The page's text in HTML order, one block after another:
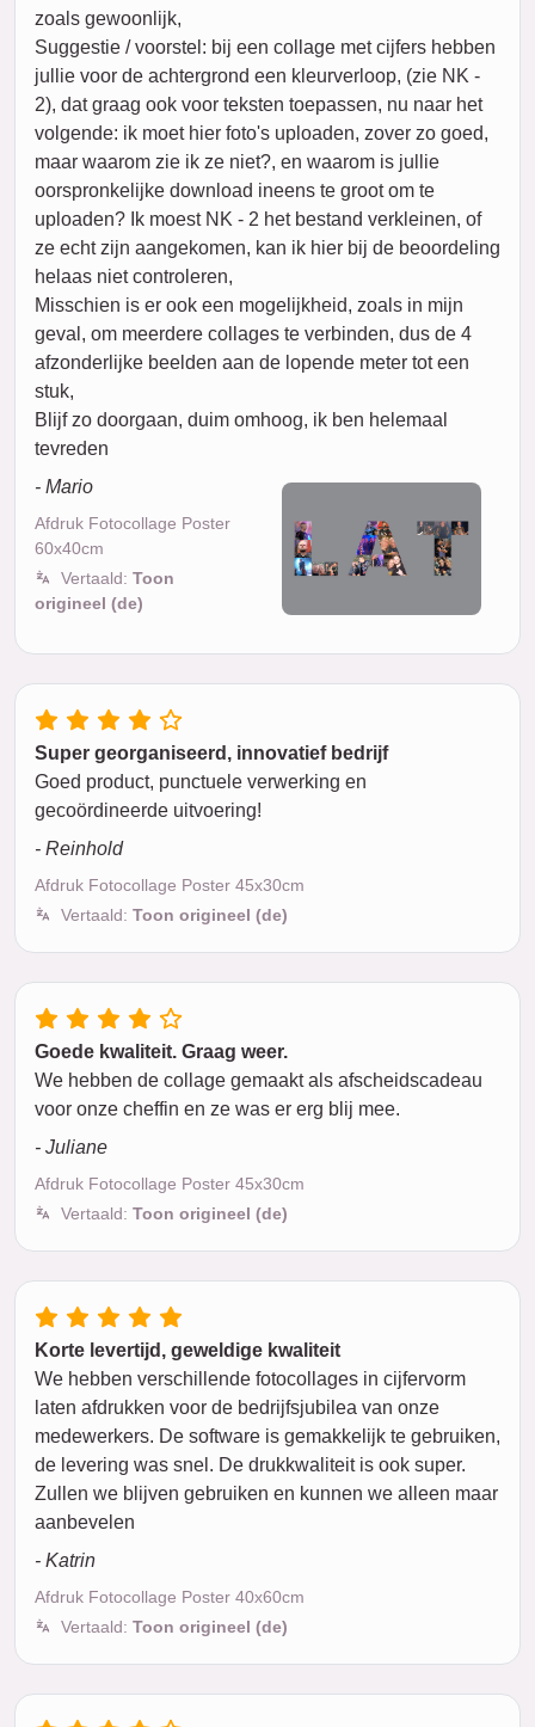
zoals gewoonlijk,
Suggestie / voorstel: bij een collage met cijfers hebben
jullie voor de achtergrond een kleurverloop, (zie NK -
2), dat graag ook voor teksten toepassen, nu naar het
volgende: ik moet hier foto's uploaden, zover zo goed,
maar waarom zie ik ze niet?, en waarom is jullie
oorspronkelijke download ineens te groot om te
uploaden? Ik moest NK - 2 het bestand verkleinen, of
ze echt zijn aangekomen, kan ik hier bij de beoordeling
helaas niet controleren,
Misschien is er ook een mogelijkheid, zoals in mijn
geval, om meerdere collages te verbinden, dus de 4
afzonderlijke beelden aan de lopende meter tot een
stuk,
Blijf zo doorgaan, duim omhoog, ik ben helemaal
tevreden
- Mario
Afdruk Fotocollage Poster
60x40cm
Vertaald: Toon
origineel (de)
Super georganiseerd, innovatief bedrijf
Goed product, punctuele verwerking en
gecoördineerde uitvoering!
- Reinhold
Afdruk Fotocollage Poster 45x30cm
Vertaald: Toon origineel (de)
Goede kwaliteit. Graag weer.
We hebben de collage gemaakt als afscheidscadeau
voor onze cheffin en ze was er erg blij mee.
- Juliane
Afdruk Fotocollage Poster 45x30cm
Vertaald: Toon origineel (de)
Korte levertijd, geweldige kwaliteit
We hebben verschillende fotocollages in cijfervorm
laten afdrukken voor de bedrijfsjubilea van onze
medewerkers. De software is gemakkelijk te gebruiken,
de levering was snel. De drukkwaliteit is ook super.
Zullen we blijven gebruiken en kunnen we alleen maar
aanbevelen
- Katrin
Afdruk Fotocollage Poster 40x60cm
Vertaald: Toon origineel (de)